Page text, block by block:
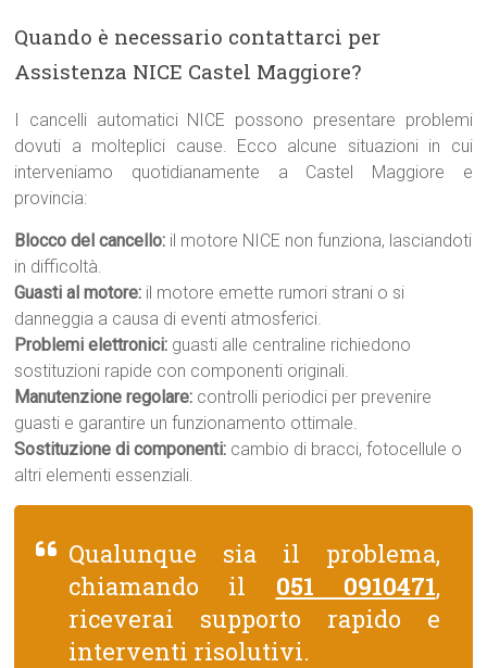
Quando è necessario contattarci per
Assistenza NICE Castel Maggiore?
I cancelli automatici NICE possono presentare problemi
dovuti a molteplici cause. Ecco alcune situazioni in cui
interveniamo quotidianamente a Castel Maggiore e
provincia:
Blocco del cancello: il motore NICE non funziona, lasciandoti
in difficoltà.
Guasti al motore: il motore emette rumori strani o si
danneggia a causa di eventi atmosferici.
Problemi elettronici: guasti alle centraline richiedono
sostituzioni rapide con componenti originali.
Manutenzione regolare: controlli periodici per prevenire
guasti e garantire un funzionamento ottimale.
Sostituzione di componenti: cambio di bracci, fotocellule o
altri elementi essenziali.
Qualunque sia il problema,
chiamando il 051 0910471,
riceverai supporto rapido e
interventi risolutivi.